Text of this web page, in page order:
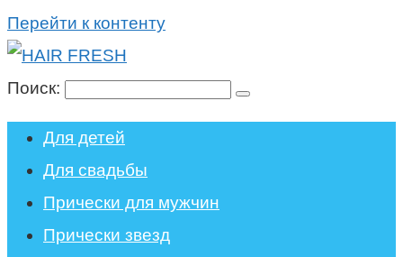
Перейти к контенту
Поиск:
Для детей
Для свадьбы
Прически для мужчин
Прически звезд